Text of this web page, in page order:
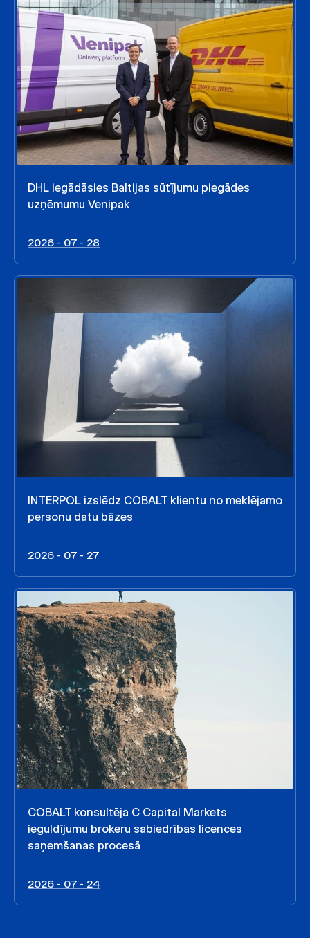
DHL iegādāsies Baltijas sūtījumu piegādes
uzņēmumu Venipak
2026 - 07 - 28
INTERPOL izslēdz COBALT klientu no meklējamo
personu datu bāzes
2026 - 07 - 27
COBALT konsultēja C Capital Markets
ieguldījumu brokeru sabiedrības licences
saņemšanas procesā
2026 - 07 - 24